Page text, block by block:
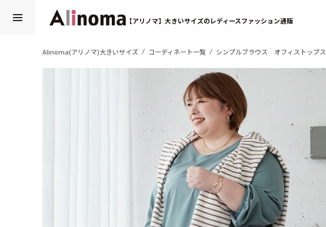
【アリノマ】大きいサイズのレディースファッション通販
Alinoma(アリノマ)大きいサイズ コーディネート一覧 シンプルブラウス オフィストップス